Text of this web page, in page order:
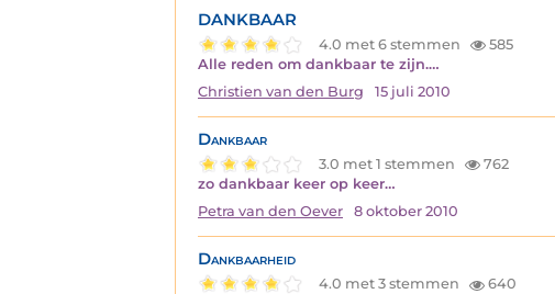
DANKBAAR
4.0 met 6 stemmen
585
Alle reden om dankbaar te zijn.…
Christien van den Burg
15 juli 2010
Dankbaar
3.0 met 1 stemmen
762
zo dankbaar keer op keer…
Petra van den Oever
8 oktober 2010
Dankbaarheid
4.0 met 3 stemmen
640